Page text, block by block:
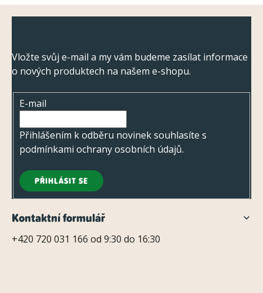
Vložte svůj e-mail a my vám budeme zasílat informace
o nových produktech na našem e-shopu.
E-mail
Přihlášením k odběru novinek souhlasíte s
podmínkami ochrany osobních údajů.
PŘIHLÁSIT SE
Kontaktní formulář
+420 720 031 166 od 9:30 do 16:30